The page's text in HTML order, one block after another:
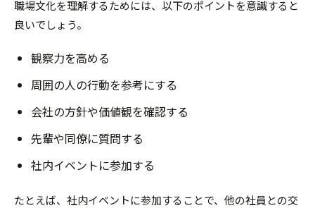
職場文化を理解するためには、以下のポイントを意識すると
良いでしょう。
観察力を高める
周囲の人の行動を参考にする
会社の方針や価値観を確認する
先輩や同僚に質問する
社内イベントに参加する
たとえば、社内イベントに参加することで、他の社員との交